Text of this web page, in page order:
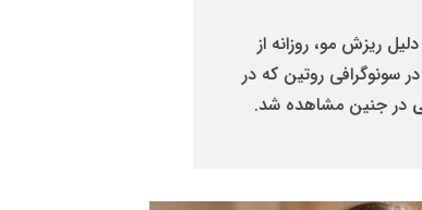
است که به دلیل ریزش مو، روزانه از
می‌کرد. در سونوگرافی روتین که در
در جنین مشاهده شد.